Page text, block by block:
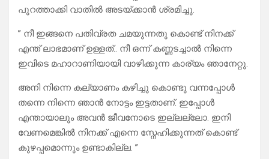
പുറത്താക്കി വാതിൽ അടയ്ക്കാൻ ശ്രമിച്ചു.
” നീ ഇങ്ങനെ പതിവ്രത ചമയുന്നതു കൊണ്ട് നിനക്ക്
എന്ത് ലാഭമാണ് ഉള്ളത്.. നീ ഒന്ന് കണ്ണടച്ചാൽ നിന്നെ
ഇവിടെ മഹാറാണിയായി വാഴിക്കുന്ന കാര്യം ഞാനേറ്റു.
അനി നിന്നെ കല്യാണം കഴിച്ചു കൊണ്ടു വന്നപ്പോൾ
തന്നെ നിന്നെ ഞാൻ നോട്ടം ഇട്ടതാണ്. ഇപ്പോൾ
എന്തായാലും അവൻ ജീവനോടെ ഇല്ലല്ലോ. ഇനി
വേണമെങ്കിൽ നിനക്ക് എന്നെ സ്നേഹിക്കുന്നത് കൊണ്ട്
കുഴപ്പമൊന്നും ഉണ്ടാകില്ല. ”